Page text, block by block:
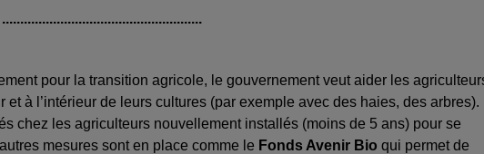
.......................................................
pour la transition agricole, le gouvernement veut aider les
et à l’intérieur de leurs cultures (par exemple avec des haies, des arbres).
chez les agriculteurs nouvellement installés (moins de 5 ans) pour se
mesures sont en place comme le Fonds Avenir Bio qui permet de